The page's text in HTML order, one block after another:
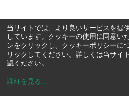
当サイトでは、より良いサービスを提
しています。クッキーの使用に同意い
ンをクリックし、クッキーポリシーに
リックしてください。詳しくは当サイ
認ください。
詳細を見る ...